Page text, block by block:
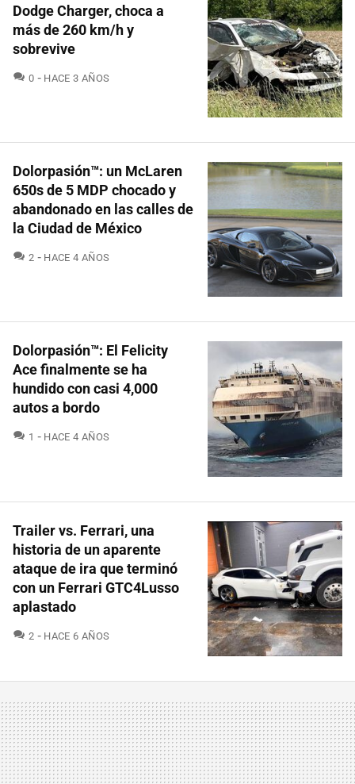
Dodge Charger, choca a
más de 260 km/h y
sobrevive
0 COMENTARIOS
HACE 3 AÑOS
Dolorpasión™: un McLaren
650s de 5 MDP chocado y
abandonado en las calles de
la Ciudad de México
2 COMENTARIOS
HACE 4 AÑOS
Dolorpasión™: El Felicity
Ace finalmente se ha
hundido con casi 4,000
autos a bordo
1 COMENTARIOS
HACE 4 AÑOS
Trailer vs. Ferrari, una
historia de un aparente
ataque de ira que terminó
con un Ferrari GTC4Lusso
aplastado
2 COMENTARIOS
HACE 6 AÑOS